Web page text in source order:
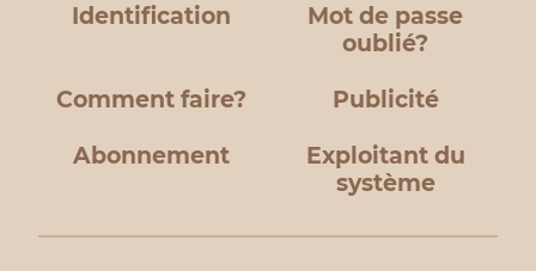
Identification
Mot de passe
oublié?
Comment faire? Publicité
Abonnement
Exploitant du
système